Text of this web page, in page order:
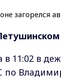
в 11:02 в
по